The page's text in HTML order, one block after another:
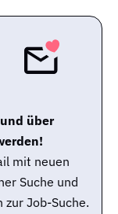
über
mit neuen
Suche und
Job-Suche.